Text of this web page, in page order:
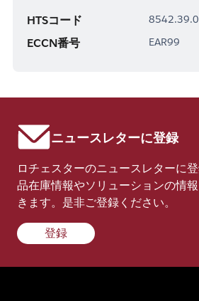
HTSコード
ECCN番号 EAR99
ニュースレターに登録
ロチェスターのニュースレターに
品在庫情報やソリューションの情
きます。是非ご登録ください。
登録